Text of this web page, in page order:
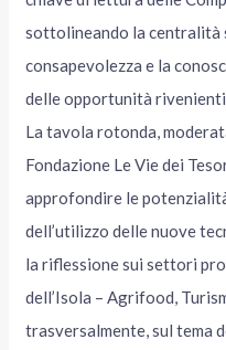
sottolineando la centralità
consapevolezza e la
delle opportunità
La tavola rotonda,
Fondazione Le Vie dei
approfondire le
dell’utilizzo delle nuove
la riflessione sui settori
dell’Isola – Agrifood,
trasversalmente, sul tema